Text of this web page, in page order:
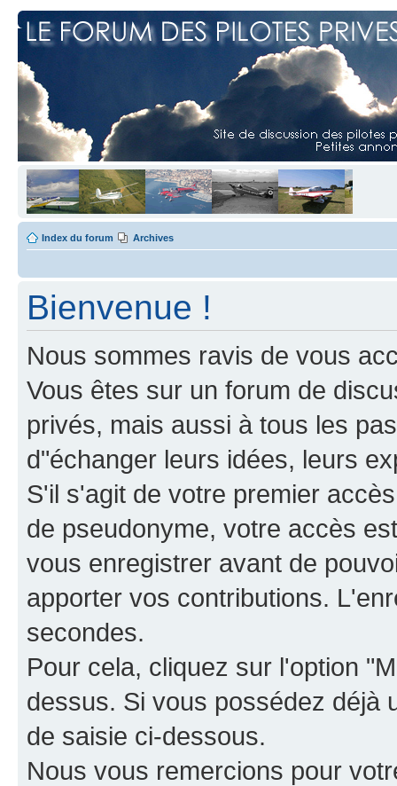
Index du forum Archives
Bienvenue !
Nous sommes ravis de vous
Vous êtes sur un forum de
privés, mais aussi à tous les
d"échanger leurs idées, leurs
S'il s'agit de votre premier
de pseudonyme, votre accès
vous enregistrer avant de
apporter vos contributions.
secondes.
Pour cela, cliquez sur l'option
dessus. Si vous possédez déjà
de saisie ci-dessous.
Nous vous remercions pour